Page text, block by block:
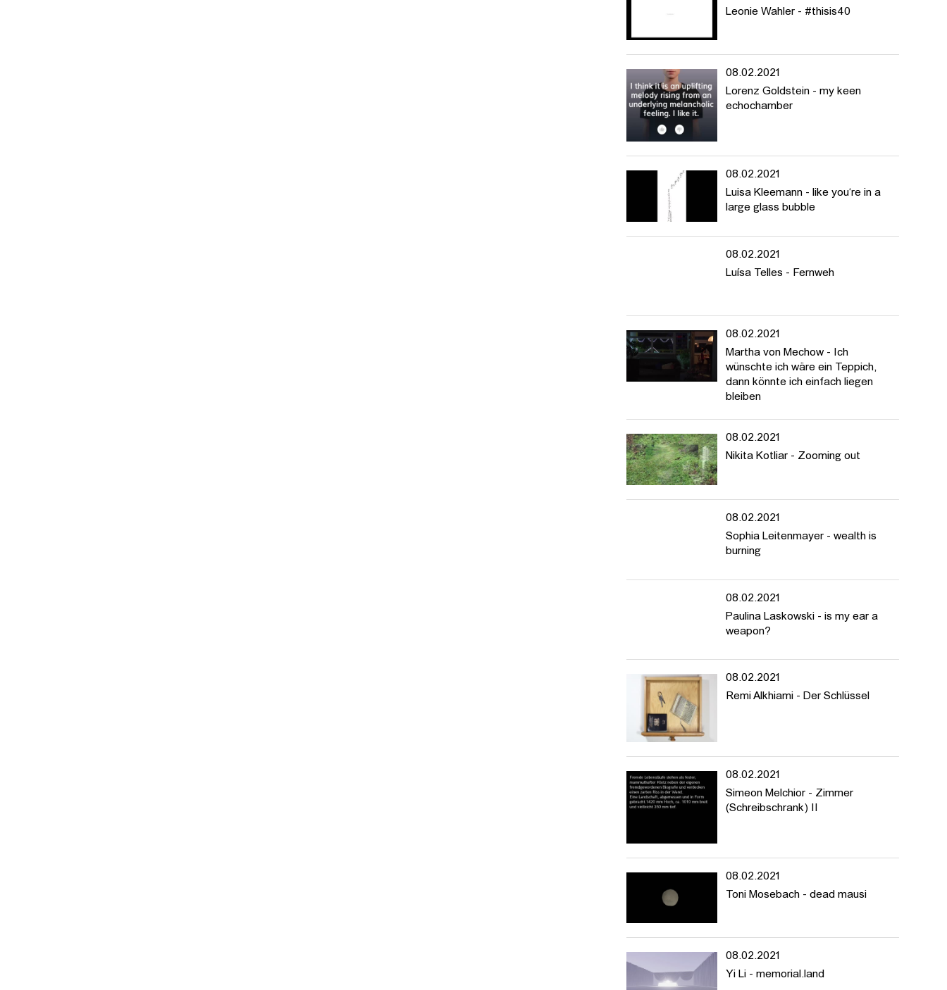
Leonie Wahler - #thisis40
08.02.2021
Lorenz Goldstein - my keen
echochamber
08.02.2021
Luisa Kleemann - like you‘re in a
large glass bubble
08.02.2021
Luísa Telles - Fernweh
08.02.2021
Martha von Mechow - Ich
wünschte ich wäre ein Teppich,
dann könnte ich einfach liegen
bleiben
08.02.2021
Nikita Kotliar - Zooming out
08.02.2021
Sophia Leitenmayer - wealth is
burning
08.02.2021
Paulina Laskowski - is my ear a
weapon?
08.02.2021
Remi Alkhiami - Der Schlüssel
08.02.2021
Simeon Melchior - Zimmer
(Schreibschrank) II
08.02.2021
Toni Mosebach - dead mausi
08.02.2021
Yi Li - memorial.land